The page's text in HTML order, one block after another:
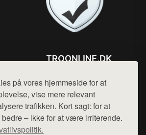
på vores hjemmeside for at
vise mere relevant
trafikken. Kort sagt: for at
– ikke for at være irriterende.
TROONLINE.DK
Mail: hej@want.dk
Cookie- og privatlivspolitik